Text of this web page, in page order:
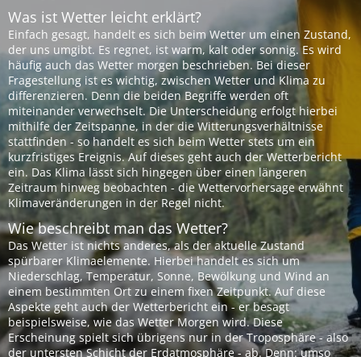
Was ist Wetter leicht erklärt?
Einfach gesagt, handelt es sich beim Wetter um einen Zustand,
der uns umgibt. Es regnet, ist warm, kalt oder sonnig. Es wird
häufig auch das Wetter morgen beschrieben. Bei dieser
Fragestellung ist es wichtig, zwischen Wetter und Klima zu
differenzieren. Denn die beiden Begriffe werden oft
miteinander verwechselt. Die Unterscheidung erfolgt hierbei
mithilfe der Zeitspanne, in der die Witterungsverhältnisse
stattfinden - so handelt es sich beim Wetter stets um ein
kurzfristiges Ereignis. Auf dieses geht auch der Wetterbericht
ein. Das Klima lässt sich hingegen über einen längeren
Zeitraum hinweg beobachten - die Wettervorhersage erwähnt
Klimaveränderungen in der Regel nicht.
Wie beschreibt man das Wetter?
Das Wetter ist nichts anderes, als der aktuelle Zustand
spürbarer Klimaelemente. Hierbei handelt es sich um
Niederschlag, Temperatur, Sonne, Bewölkung und Wind an
einem bestimmten Ort zu einem fixen Zeitpunkt. Auf diese
Aspekte geht auch der Wetterbericht ein - er besagt
beispielsweise, wie das Wetter Morgen wird. Diese
Erscheinung spielt sich übrigens nur in der Troposphäre - also
der untersten Schicht der Erdatmosphäre - ab. Denn: umso